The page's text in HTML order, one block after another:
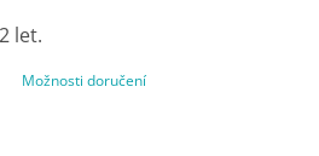
Možnosti doručení
let.